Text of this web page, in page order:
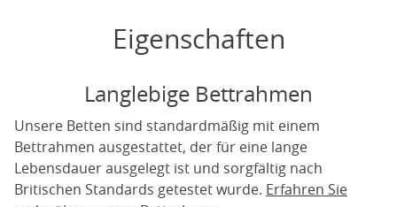
Eigenschaften
Langlebige Bettrahmen
Unsere Betten sind standardmäßig mit einem
Bettrahmen ausgestattet, der für eine lange
Lebensdauer ausgelegt ist und sorgfältig nach
Britischen Standards getestet wurde. Erfahren Sie